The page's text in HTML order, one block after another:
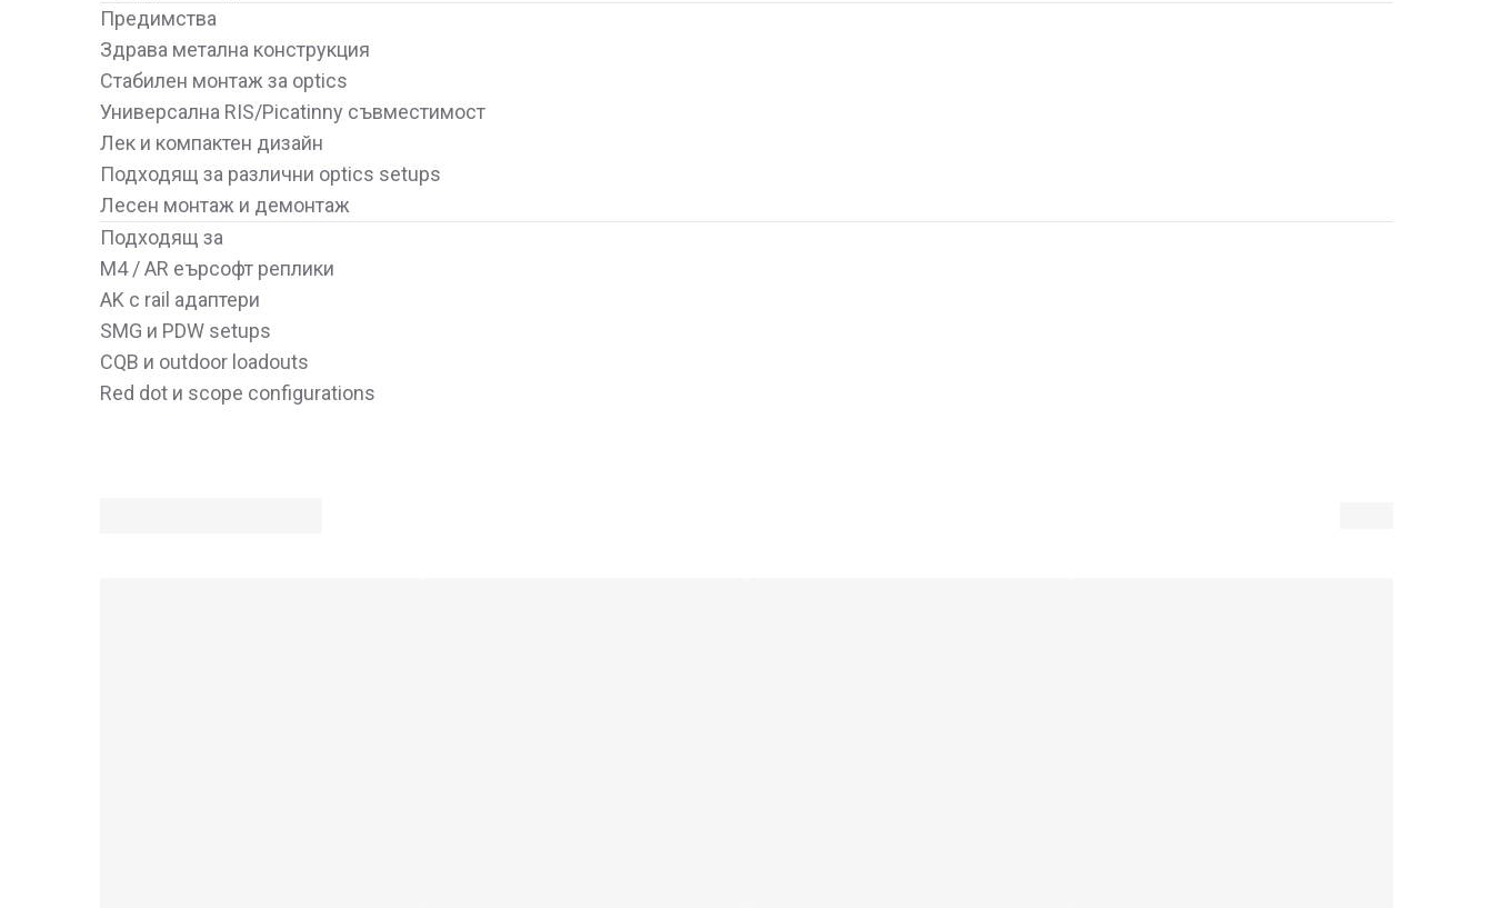
Предимства
Здрава метална конструкция
Стабилен монтаж за optics
Универсална RIS/Picatinny съвместимост
Лек и компактен дизайн
Подходящ за различни optics setups
Лесен монтаж и демонтаж
Подходящ за
M4 / AR еърсофт реплики
AK с rail адаптери
SMG и PDW setups
CQB и outdoor loadouts
Red dot и scope configurations